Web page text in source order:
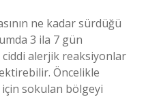
ne kadar sürdüğü
3 ila 7 gün
ciddi alerjik reaksiyonlar
Öncelikle
sokulan bölgeyi